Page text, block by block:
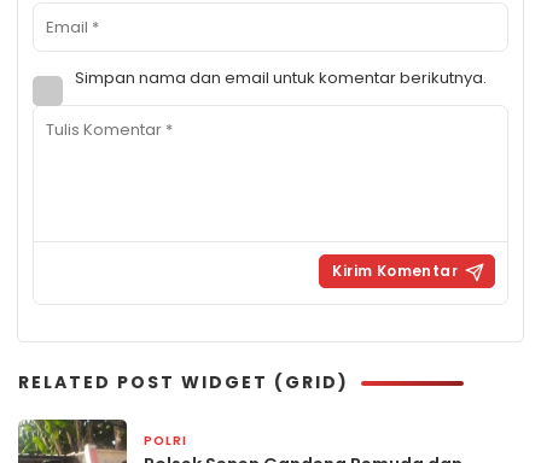
Simpan nama dan email untuk komentar berikutnya.
RELATED POST WIDGET (GRID)
POLRI